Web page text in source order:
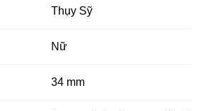
Thụy Sỹ
Nữ
34 mm